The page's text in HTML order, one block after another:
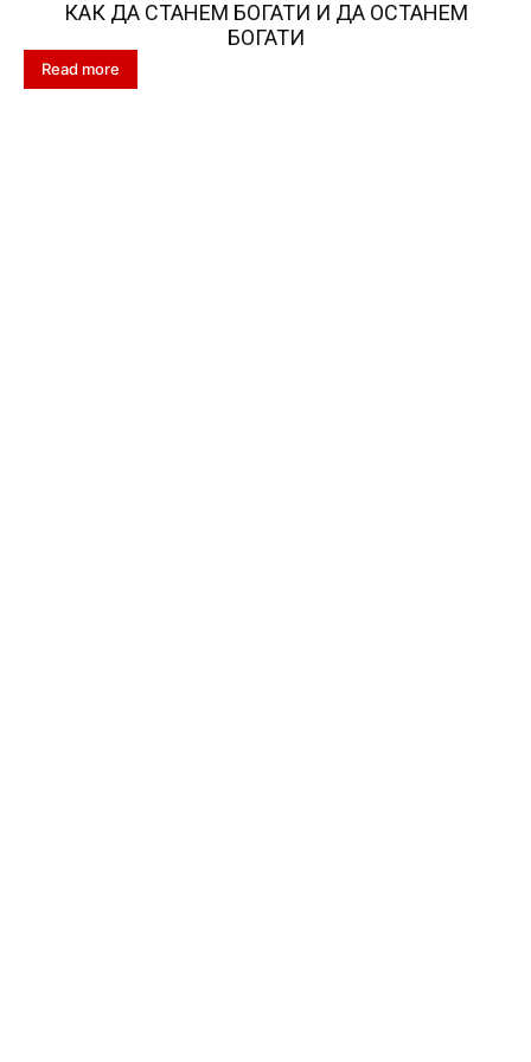
КАК ДА СТАНЕМ БОГАТИ И ДА ОСТАНЕМ
БОГАТИ
Read more